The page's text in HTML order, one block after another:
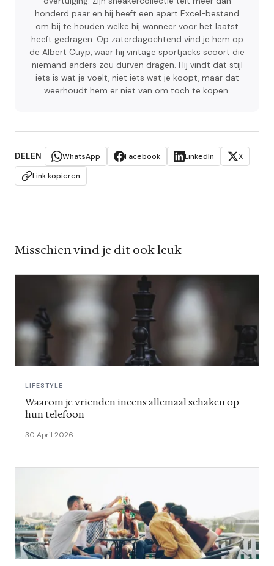
honderd paar en hij heeft een apart Excel-bestand
om bij te houden welke hij wanneer voor het laatst
heeft gedragen. Op zaterdagochtend vind je hem op
de Albert Cuyp, waar hij vintage sportjacks scoort die
niemand anders zou durven dragen. Hij vindt dat stijl
iets is wat je voelt, niet iets wat je koopt, maar dat
weerhoudt hem er niet van om toch te kopen.
DELEN WhatsApp Facebook LinkedIn
X
Link kopieren
Misschien vind je dit ook leuk
LIFESTYLE
Waarom je vrienden ineens allemaal schaken op
hun telefoon
30 April 2026